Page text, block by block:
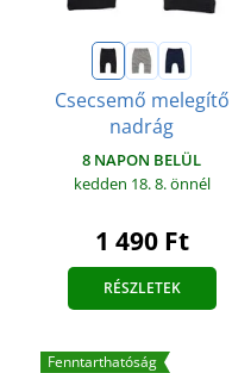
Csecsemő melegítő
nadrág
8 NAPON BELÜL
kedden 18. 8.önnél
1 490 Ft
RÉSZLETEK
Fenntarthatóság